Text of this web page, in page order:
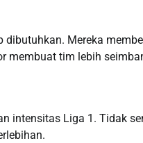
dibutuhkan. Mereka
membuat tim lebih
intensitas Liga 1. Tidak